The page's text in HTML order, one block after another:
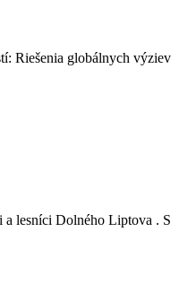
Riešenia globálnych výziev
a lesníci Dolného Liptova . S